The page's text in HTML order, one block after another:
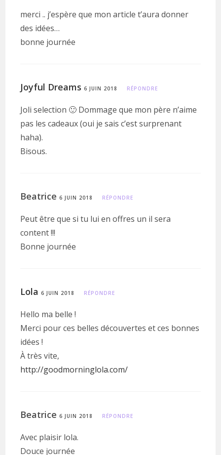
merci .. j’espère que mon article t’aura donner
des idées…
bonne journée
Joyful Dreams 6 JUIN 2018 RÉPONDRE
Joli selection 🙂 Dommage que mon père n’aime
pas les cadeaux (oui je sais c’est surprenant
haha).
Bisous.
Beatrice6 JUIN 2018 RÉPONDRE
Peut être que si tu lui en offres un il sera
content !!!
Bonne journée
Lola 6 JUIN 2018 RÉPONDRE
Hello ma belle !
Merci pour ces belles découvertes et ces bonnes
idées !
À très vite,
http://goodmorninglola.com/
Beatrice6 JUIN 2018 RÉPONDRE
Avec plaisir lola.
Douce journée